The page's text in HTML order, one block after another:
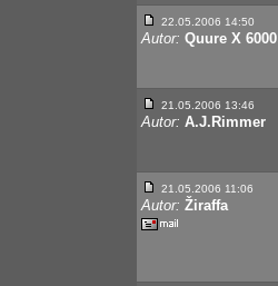
22.05.2006 14:50
Autor: Quure X 6000
21.05.2006 13:46
Autor: A.J.Rimmer
21.05.2006 11:06
Autor: Žiraffa